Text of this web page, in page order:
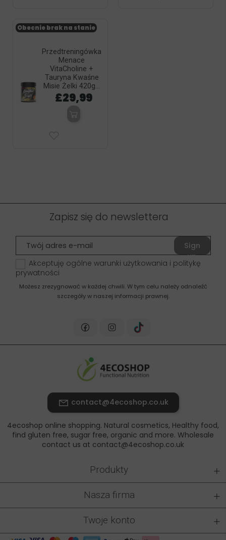
Przedtreningówka
Menace
VitaCholine +
Tauryna Kwaśne
Misie Żelki 420g...
£29,99
Obecnie brak na stanie
Zapisz się do newslettera
Sign
up
Akceptuję ogólne warunki użytkowania i politykę
prywatności
Możesz zrezygnować w każdej chwili. W tym celu należy odnaleźć
szczegóły w naszej informacji prawnej.
contact@4ecoshop.co.uk
4ecoshop online shopping. Natural cosmetics, Healthy food,
find gluten free, sugar free, organic and more. Wholesale
contact us at contact@4ecoshop.co.uk
Produkty +
Nasza firma +
Twoje konto +